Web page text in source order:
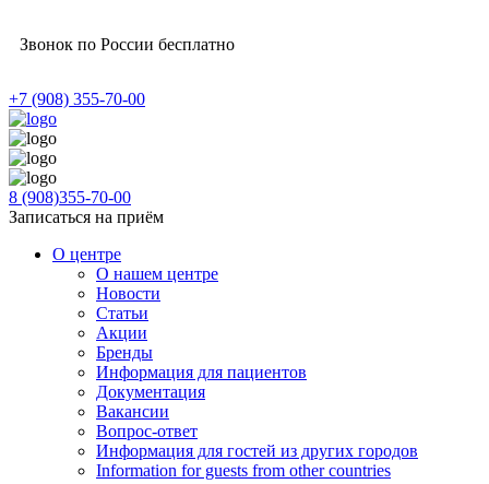
Звонок по России бесплатно
+7 (908) 355-70-00
8 (908)355-70-00
Записаться на приём
О центре
О нашем центре
Новости
Статьи
Акции
Бренды
Информация для пациентов
Документация
Вакансии
Вопрос-ответ
Информация для гостей из других городов
Information for guests from other countries